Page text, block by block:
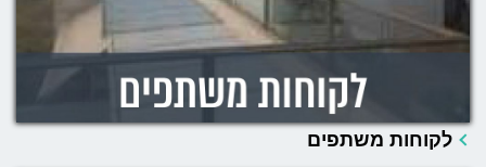
לקוחות משתפים